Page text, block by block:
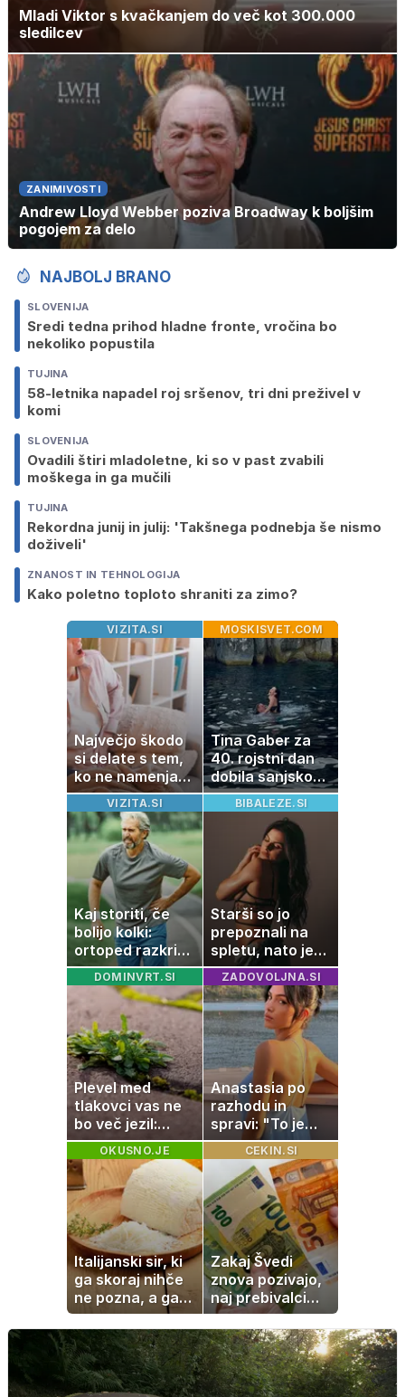
Mladi Viktor s kvačkanjem do več kot 300.000
sledilcev
ZANIMIVOSTI
Andrew Lloyd Webber poziva Broadway k boljšim
pogojem za delo
NAJBOLJ BRANO
SLOVENIJA
Sredi tedna prihod hladne fronte, vročina bo
nekoliko popustila
TUJINA
58-letnika napadel roj sršenov, tri dni preživel v
komi
SLOVENIJA
Ovadili štiri mladoletne, ki so v past zvabili
moškega in ga mučili
TUJINA
Rekordna junij in julij: 'Takšnega podnebja še nismo
doživeli'
ZNANOST IN TEHNOLOGIJA
Kako poletno toploto shraniti za zimo?
VIZITA.SI
Največjo škodo
si delate s tem,
ko ne namenjate
pozornosti
prebavi
MOSKISVET.COM
Tina Gaber za
40. rojstni dan
dobila sanjsko
darilo
VIZITA.SI
Kaj storiti, če
bolijo kolki:
ortoped razkriva
preproste trike
za zmanjšanje
bolečine
BIBALEZE.SI
Starši so jo
prepoznali na
spletu, nato je
ostala brez
službe
DOMINVRT.SI
Plevel med
tlakovci vas ne
bo več jezil:
pomagajo vam
stvari, ki jih
imate v kuhinji
ZADOVOLJNA.SI
Anastasia po
razhodu in
spravi: "To je
največja
napaka, ki jo
naredimo v jezi"
OKUSNO.JE
Italijanski sir, ki
ga skoraj nihče
ne pozna, a ga
Italijani
obožujejo
CEKIN.SI
Zakaj Švedi
znova pozivajo,
naj prebivalci
hranijo gotovino
doma?